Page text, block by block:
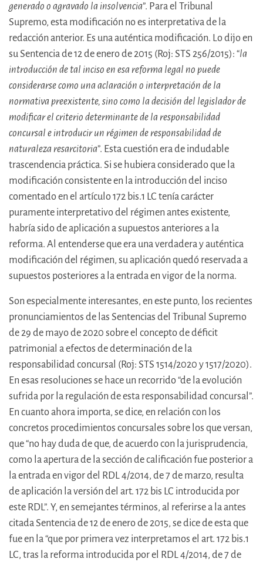
generado o agravado la insolvencia”. Para el Tribunal
Supremo, esta modificación no es interpretativa de la
redacción anterior. Es una auténtica modificación. Lo dijo en
su Sentencia de 12 de enero de 2015 (Roj: STS 256/2015): “la
introducción de tal inciso en esa reforma legal no puede
considerarse como una aclaración o interpretación de la
normativa preexistente, sino como la decisión del legislador de
modificar el criterio determinante de la responsabilidad
concursal e introducir un régimen de responsabilidad de
naturaleza resarcitoria”. Esta cuestión era de indudable
trascendencia práctica. Si se hubiera considerado que la
modificación consistente en la introducción del inciso
comentado en el artículo 172 bis.1 LC tenía carácter
puramente interpretativo del régimen antes existente,
habría sido de aplicación a supuestos anteriores a la
reforma. Al entenderse que era una verdadera y auténtica
modificación del régimen, su aplicación quedó reservada a
supuestos posteriores a la entrada en vigor de la norma.
Son especialmente interesantes, en este punto, los recientes
pronunciamientos de las Sentencias del Tribunal Supremo
de 29 de mayo de 2020 sobre el concepto de déficit
patrimonial a efectos de determinación de la
responsabilidad concursal (Roj: STS 1514/2020 y 1517/2020).
En esas resoluciones se hace un recorrido “de la evolución
sufrida por la regulación de esta responsabilidad concursal”.
En cuanto ahora importa, se dice, en relación con los
concretos procedimientos concursales sobre los que versan,
que “no hay duda de que, de acuerdo con la jurisprudencia,
como la apertura de la sección de calificación fue posterior a
la entrada en vigor del RDL 4/2014, de 7 de marzo, resulta
de aplicación la versión del art. 172 bis LC introducida por
este RDL”. Y, en semejantes términos, al referirse a la antes
citada Sentencia de 12 de enero de 2015, se dice de esta que
fue en la “que por primera vez interpretamos el art. 172 bis.1
LC, tras la reforma introducida por el RDL 4/2014, de 7 de